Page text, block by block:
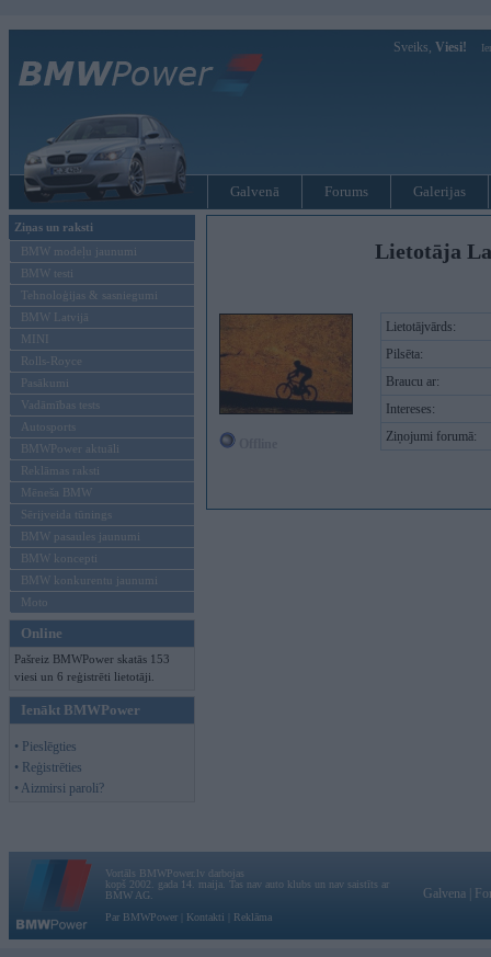
Sveiks, Viesi!
Galvenā Forums Galerijas
Ziņas un raksti
BMW modeļu jaunumi
BMW testi
Tehnoloģijas & sasniegumi
BMW Latvijā
MINI
Rolls-Royce
Pasākumi
Vadāmības tests
Autosports
BMWPower aktuāli
Reklāmas raksti
Mēneša BMW
Sērijveida tūnings
BMW pasaules jaunumi
BMW koncepti
BMW konkurentu jaunumi
Moto
Online
Pašreiz BMWPower skatās 153
viesi un 6 reģistrēti lietotāji.
Ienākt BMWPower
• Pieslēgties
• Reģistrēties
• Aizmirsi paroli?
Lietotāja
Lietotājvārds:
Pilsēta:
Braucu ar:
Intereses:
Ziņojumi forumā:
Vortāls BMWPower.lv darbojas
kopš 2002. gada 14. maija. Tas nav auto klubs un nav saistīts ar
BMW AG.
Par BMWPower
Kontakti Reklāma
Galvena